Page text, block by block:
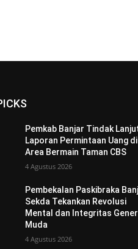
Pemkab Banjar Tindak
Laporan Permintaan Uang di
Area Bermain Taman CBS
4 Agustus 2026
Pembekalan Paskibraka
Sekda Tekankan Revolusi
Mental dan Integritas
Muda
4 Agustus 2026